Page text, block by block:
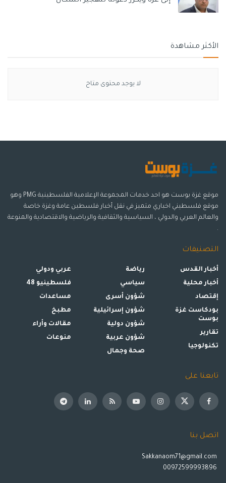
الأكثر مشاهدة
لا يوجد محتوى متاح
موقع غزة بوست هو احد خدمات المجموعة الإعلامية الفلسطينية PMG وهو
موقع فلسطيني اخباري متميز في نقل أخبار فلسطين عامة وغزة خاصة
والعالم العربي والدولي ، السياسية والثقافية والرياضية والاقتصادية والمنوعة
.
التصنيفات
أخبار القدس
أخبار محلية
إقتصاد
بودكاست غزة
بوست
تقارير
تكنولوجيا
رياضة
سياسي
شؤون أسرى
شؤون إسرائيلية
شؤون دولية
شؤون عربية
صحة وجمال
عربي ودولي
فلسطينيو 48
مساعدات
مطبخ
مقالات وأراء
منوعات
تابعنا على
اتصل بنا
Sakkanaom71@gmail.com